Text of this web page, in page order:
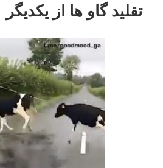
تقلید گاو ها از یکدیگر